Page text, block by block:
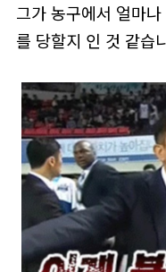
그가 농구에서 얼마
를 당할지 인 것 같습